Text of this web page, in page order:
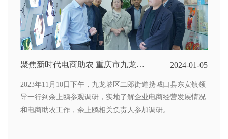
聚焦新时代电商助农 重庆市九龙坡
余上鸥参观调研
2024-01-05
2023年11月10日下午，九龙坡区二郎街道携城口县东安镇领
导一行到余上鸥参观调研，实地了解企业电商经营发展情况
和电商助农工作，余上鸥相关负责人参加调研。